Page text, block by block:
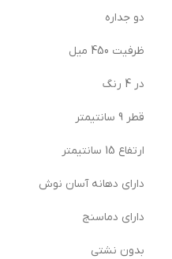
دو جداره
ظرفیت 450 میل
در 4 رنگ
قطر 9 سانتیمتر
ارتفاع 15 سانتیمتر
دارای دهانه آسان نوش
دارای دماسنج
بدون نشتی